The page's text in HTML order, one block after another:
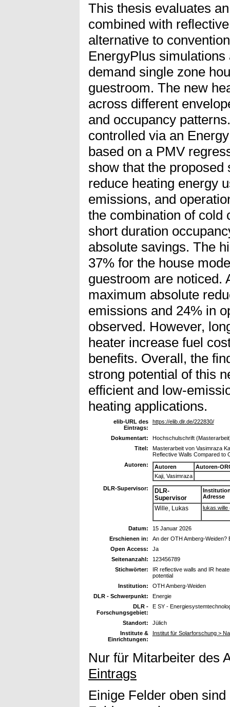
This thesis evaluates
combined with
alternative to
EnergyPlus
demand single zone
guestroom. The new
across different
and occupancy
controlled via an
based on a PMV
show that the
reduce heating energy
emissions, and
the combination of cold
short duration
absolute savings. The
37% for the house
guestroom are noticed.
maximum absolute
emissions and 24% in
observed. However,
heater increase fuel
benefits. Overall, the
strong potential of this
efficient and low-
heating applications.
elib-URL des
Eintrags:
https://elib.dlr.de/222830/
Dokumentart:
Hochschulschrift
Titel:
Masterarbeit von Vasimraza
Reflective Walls Compared to
Autoren:
Autoren
Autoren-
Kaji, Vasimraza
DLR-Supervisor:
DLR-
Supervisor
Adresse
Wille, Lukas lukas.wille
Datum:
15 Januar 2026
Erschienen in:
An der OTH Amberg-Weiden?
Open Access:
Ja
Seitenanzahl:
123456789
Stichwörter:
IR reflective walls and IR
potential
Institution:
OTH Amberg-Weiden
DLR - Schwerpunkt:
Energie
DLR -
Forschungsgebiet:
E SY -
Standort:
Jülich
Institute &
Einrichtungen:
Institut für Solarforschung >
Nur für Mitarbeiter des
Eintrags
Einige Felder oben